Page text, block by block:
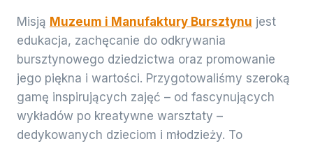
Misją Muzeum i Manufaktury Bursztynu jest
edukacja, zachęcanie do odkrywania
bursztynowego dziedzictwa oraz promowanie
jego piękna i wartości. Przygotowaliśmy szeroką
gamę inspirujących zajęć – od fascynujących
wykładów po kreatywne warsztaty –
dedykowanych dzieciom i młodzieży. To